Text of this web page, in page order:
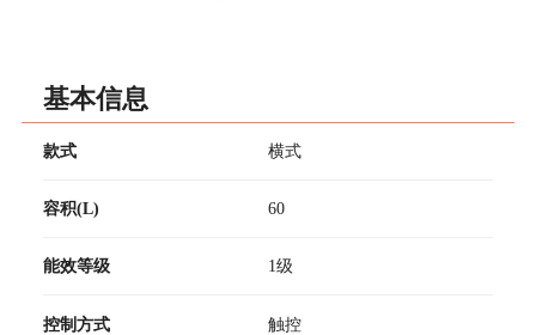
基本信息
款式 横式
容积(L) 60
能效等级 1级
控制方式 触控